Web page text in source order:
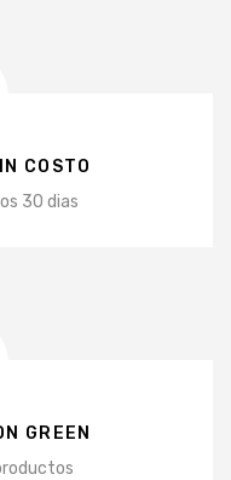
COSTO
30 dias
GREEN